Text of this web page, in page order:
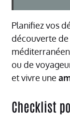
Planifiez vos
découverte de
ou de
et vivre une
Checklist